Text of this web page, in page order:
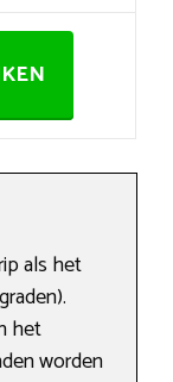
als het
het
worden